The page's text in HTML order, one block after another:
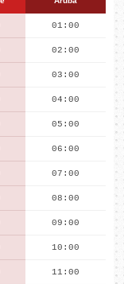
01:00
02:00
03:00
04:00
05:00
06:00
07:00
08:00
09:00
10:00
11:00